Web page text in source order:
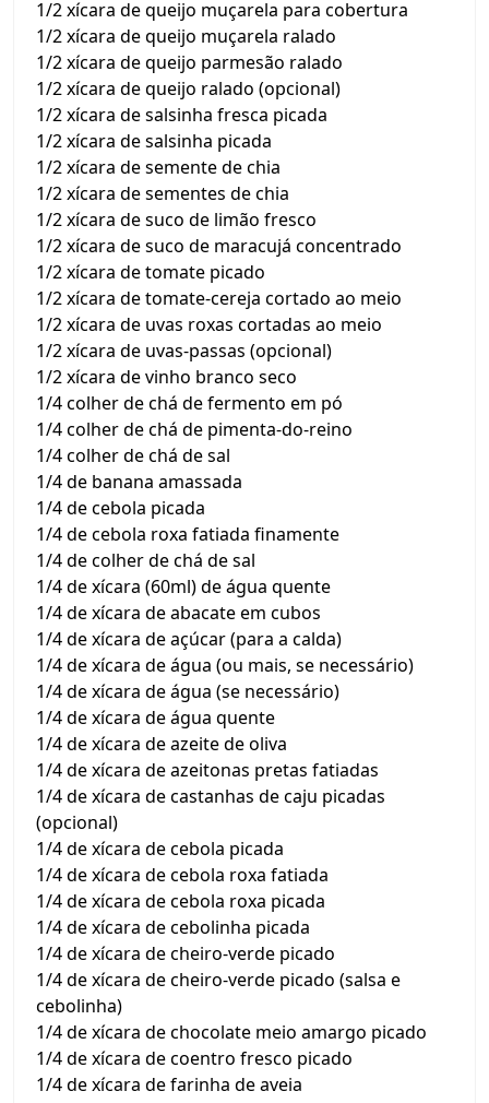
1/2 xícara de queijo muçarela para cobertura
1/2 xícara de queijo muçarela ralado
1/2 xícara de queijo parmesão ralado
1/2 xícara de queijo ralado (opcional)
1/2 xícara de salsinha fresca picada
1/2 xícara de salsinha picada
1/2 xícara de semente de chia
1/2 xícara de sementes de chia
1/2 xícara de suco de limão fresco
1/2 xícara de suco de maracujá concentrado
1/2 xícara de tomate picado
1/2 xícara de tomate-cereja cortado ao meio
1/2 xícara de uvas roxas cortadas ao meio
1/2 xícara de uvas-passas (opcional)
1/2 xícara de vinho branco seco
1/4 colher de chá de fermento em pó
1/4 colher de chá de pimenta-do-reino
1/4 colher de chá de sal
1/4 de banana amassada
1/4 de cebola picada
1/4 de cebola roxa fatiada finamente
1/4 de colher de chá de sal
1/4 de xícara (60ml) de água quente
1/4 de xícara de abacate em cubos
1/4 de xícara de açúcar (para a calda)
1/4 de xícara de água (ou mais, se necessário)
1/4 de xícara de água (se necessário)
1/4 de xícara de água quente
1/4 de xícara de azeite de oliva
1/4 de xícara de azeitonas pretas fatiadas
1/4 de xícara de castanhas de caju picadas
(opcional)
1/4 de xícara de cebola picada
1/4 de xícara de cebola roxa fatiada
1/4 de xícara de cebola roxa picada
1/4 de xícara de cebolinha picada
1/4 de xícara de cheiro-verde picado
1/4 de xícara de cheiro-verde picado (salsa e
cebolinha)
1/4 de xícara de chocolate meio amargo picado
1/4 de xícara de coentro fresco picado
1/4 de xícara de farinha de aveia